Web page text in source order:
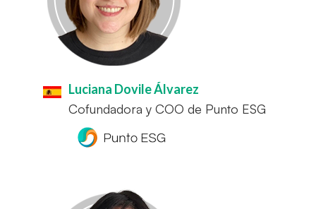
Luciana Dovile Álvarez
Cofundadora y COO de Punto ESG